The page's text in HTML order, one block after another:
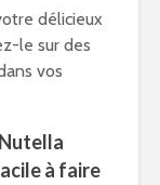
délicieux
le sur des
vos
à faire